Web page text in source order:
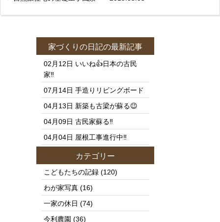
家づくりの日記の最新記事
02月12日 いいね👍日本の古民
家‼️
07月14日 手造りリビングボード
04月13日 新築も古梁が蘇る😉
04月09日 古民家蘇る‼️
04月04日 屋根工事進行中‼️
カテゴリー
こどもたちの記録 (120)
わが家写真 (16)
一家の休日 (74)
今利農園 (36)